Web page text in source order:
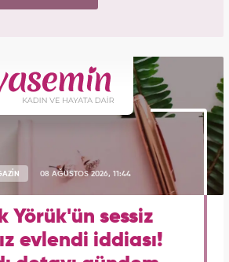
08 AĞUSTOS 2026, 11:44
Yörük'ün sessiz
evlendi iddiası!